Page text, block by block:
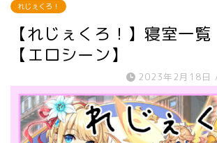
れじぇくろ！
【れじぇくろ！】寝室一覧
【エロシーン】
2023年2月18日